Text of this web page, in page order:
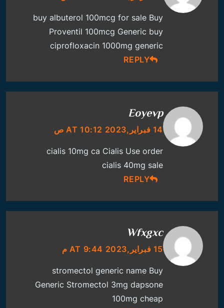
buy albuterol 100mcg for sale Buy
Proventil 100mcg Generic buy
ciprofloxacin 1000mg generic
REPLY
Eoyevp
14 فبراير,2023 AT 10:12 ص
cialis 10mg ca Cialis Use order
cialis 40mg sale
REPLY
Wfxgxc
15 فبراير,2023 AT 9:44 م
stromectol generic name Buy
Generic Stromectol 3mg dapsone
100mg cheap